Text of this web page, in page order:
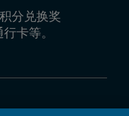
划皮艇和独木舟在阿迪
DC经过Great Allegheny
长的徒步路线
分兑换奖
卡等。